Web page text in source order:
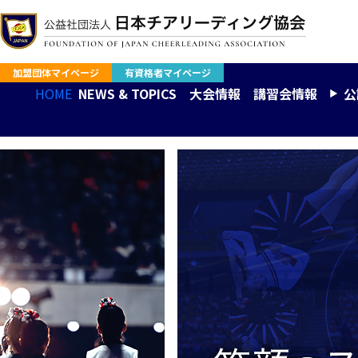
加盟団体マイページ 有資格者マイページ
HOME NEWS & TOPICS 大会情報 講習会情報